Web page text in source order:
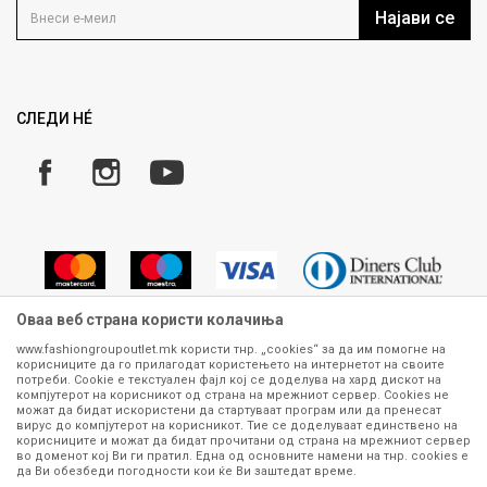
Кариера
Како да купите
Замена и рефундација на производи
Плаќање
Најави се
СЛЕДИ НÉ
Сите информации околу производите кои се изложени на нашата
онлајн продавница се стремиме да бидат конкретни, точни и прецизни,
меѓутоа не можеме да гарантираме дека се без ниту една грешка или
пак дека сите производи во моментот се достапни на залиха.
Фотографиите се најверодостојниот приказ на производот. Доколку
дојде до потреба за замена на производ или рефундација, процедурата
Оваа веб страна користи колачиња
www.fashiongroupoutlet.mk користи тнр. „cookies“ за да им помогне на
корисниците да го прилагодат користењето на интернетот на своите
потреби. Cookie е текстуален фајл кој се доделува на хард дискот на
компјутерот на корисникот од страна на мрежниот сервер. Cookies не
можат да бидат искористени да стартуваат програм или да пренесат
вирус до компјутерот на корисникот. Тие се доделуваат единствено на
корисниците и можат да бидат прочитани од страна на мрежниот сервер
во доменот кој Ви ги пратил. Една од основните намени на тнр. сookies е
да Ви обезбеди погодности кои ќе Ви заштедат време.